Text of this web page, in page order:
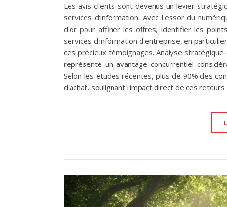
Les avis clients sont devenus un levier
services d'information. Avec l'essor du
d'or pour affiner les offres, identifier les
services d'information d'entreprise, en
ces précieux témoignages. Analyse
représente un avantage concurrentiel
Selon les études récentes, plus de 90% des
d'achat, soulignant l'impact direct de ces